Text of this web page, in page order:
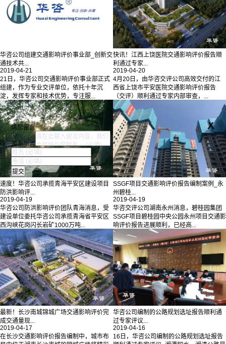
华咨公司组建交通影响评价事业部_创新交
通技术共...
2019-04-21
21日，华咨公司交通影响评价事业部正式
组建，作为专业交评单位，依托十年沉
淀，发挥专家和技术优势，专注服...
快讯！江西上饶医院交通影响评价报告顺
利通过专家...
2019-04-20
4月20日，由华咨交评公司高效交付的江
西省上饶市平安医院交通影响评价报告
（交评）顺利通过专家内部审查，...
速度！华咨公司承揽青海平安区建设项目
防洪影响评...
2019-04-19
华咨公司防洪影响评价团队青海消息，受
建设单位委托华咨公司承揽青海省平安区
西沟峡花岗闪长岩矿1000万吨...
SSGF项目交通影响评价报告编制案例_永
州碧桂...
2019-04-19
华咨交评公司湖南永州消息，碧桂园集团
SSGF项目碧桂园中央公园永州项目交通影
响评价报告进展顺利，已经高...
最新！长沙南城锦城广场交通影响评价完
成交通量现...
2019-04-17
在长沙交通影响评价报告编制中，城市布
华咨公司编制的公路规划选址报告顺利通
过专家评议...
2019-04-16
16日，华咨公司编制的公路规划选址报告
请您留言 x
湖南华咨